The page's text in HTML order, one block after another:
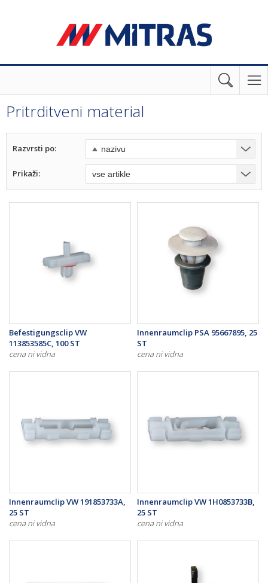
Pritrditveni material
Razvrsti po:
Prikaži:
Befestigungsclip VW
113853585C, 100 ST
cena ni vidna
Innenraumclip PSA 95667895, 25
ST
cena ni vidna
Innenraumclip VW 191853733A,
25 ST
cena ni vidna
Innenraumclip VW 1H0853733B,
25 ST
cena ni vidna